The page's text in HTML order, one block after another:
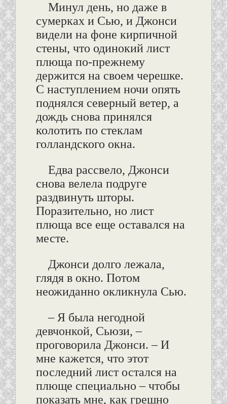
Минул день, но даже в
сумерках и Сью, и Джонси
видели на фоне кирпичной
стены, что одинокий лист
плюща по-прежнему
держится на своем черешке.
С наступлением ночи опять
поднялся северный ветер, а
дождь снова принялся
колотить по стеклам
голландского окна.
Едва рассвело, Джонси
снова велела подруге
раздвинуть шторы.
Поразительно, но лист
плюща все еще оставался на
месте.
Джонси долго лежала,
глядя в окно. Потом
неожиданно окликнула Сью.
– Я была негодной
девчонкой, Сьюзи, –
проговорила Джонси. – И
мне кажется, что этот
последний лист остался на
плюще специально – чтобы
показать мне, как грешно